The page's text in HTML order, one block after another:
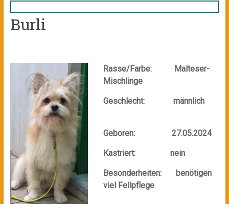
Burli
Rasse/Farbe: Malteser-
Mischlinge
Geschlecht: männlich
Geboren: 27.05.2024
Kastriert: nein
Besonderheiten: benötigen
viel Fellpflege